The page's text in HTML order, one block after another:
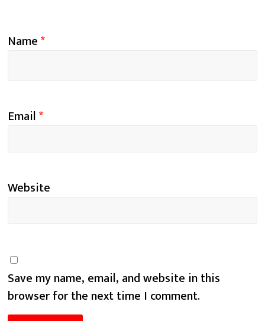
Name*
Email*
Website
Save my name, email, and website in this
browser for the next time I comment.